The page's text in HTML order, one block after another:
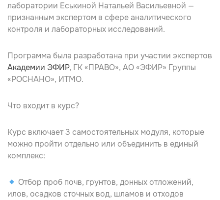
лаборатории Еськиной Натальей Васильевной —
признанным экспертом в сфере аналитического
контроля и лабораторных исследований.
Программа была разработана при участии экспертов
Академии ЭФИР, ГК «ПРАВО», АО «ЭФИР» Группы
«РОСНАНО», ИТМО.
Что входит в курс?
Курс включает 3 самостоятельных модуля, которые
можно пройти отдельно или объединить в единый
комплекс:
Отбор проб почв, грунтов, донных отложений,
илов, осадков сточных вод, шламов и отходов